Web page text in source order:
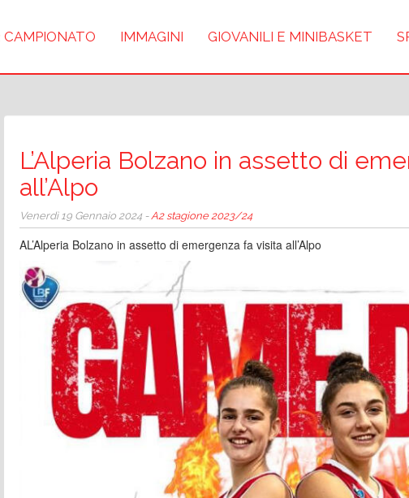
CAMPIONATO IMMAGINI GIOVANILI E MINIBASKET
L’Alperia Bolzano in assetto di
all’Alpo
Venerdì 19 Gennaio 2024 -A2 stagione 2023/24
AL’Alperia Bolzano in assetto di emergenza fa visita all’Alpo